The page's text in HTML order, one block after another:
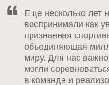
Еще несколько лет
воспринимали как
признанная
объединяющая
миру. Для нас
могли
в команде и